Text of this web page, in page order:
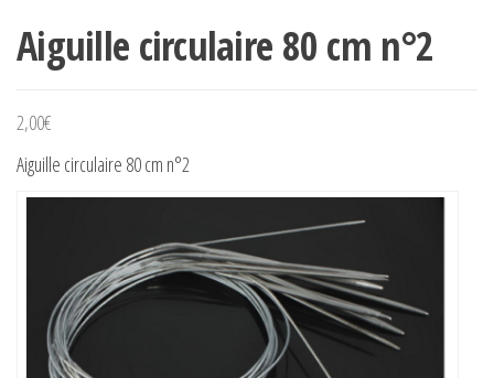
Aiguille circulaire 80 cm n°2
2,00€
Aiguille circulaire 80 cm n°2